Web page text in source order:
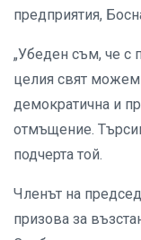
предприятия,
„Убеден съм, че с
целия свят
демократична и
отмъщение.
подчерта той.
Членът на
призова за